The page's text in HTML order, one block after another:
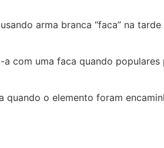
arma branca “faca” na
com uma faca quando
o elemento foram